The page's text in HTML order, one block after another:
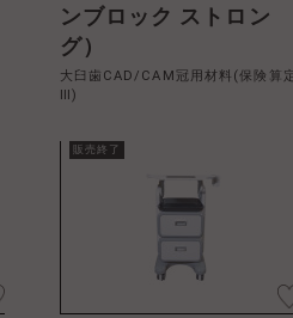
ンブロック ストロン
グ）
大臼歯CAD/CAM冠用材料(保険算
Ⅲ)
販売終了